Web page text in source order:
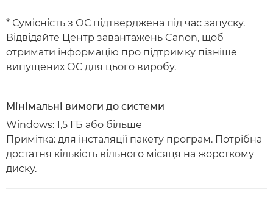
* Сумісність з ОС підтверджена під час запуску.
Відвідайте Центр завантажень Canon, щоб
отримати інформацію про підтримку пізніше
випущених ОС для цього виробу.
Мінімальні вимоги до системи
Windows: 1,5 ГБ або більше
Примітка: для інсталяції пакету програм. Потрібна
достатня кількість вільного місяця на жорсткому
диску.